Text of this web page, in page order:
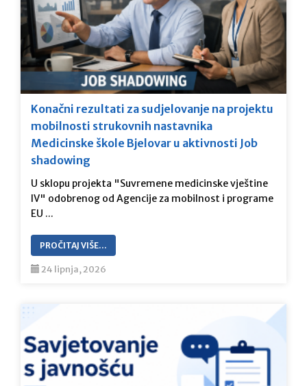
Konačni rezultati za sudjelovanje na projektu
mobilnosti strukovnih nastavnika
Medicinske škole Bjelovar u aktivnosti Job
shadowing
U sklopu projekta "Suvremene medicinske vještine
lV" odobrenog od Agencije za mobilnost i programe
EU ...
PROČITAJ VIŠE…
24 lipnja, 2026